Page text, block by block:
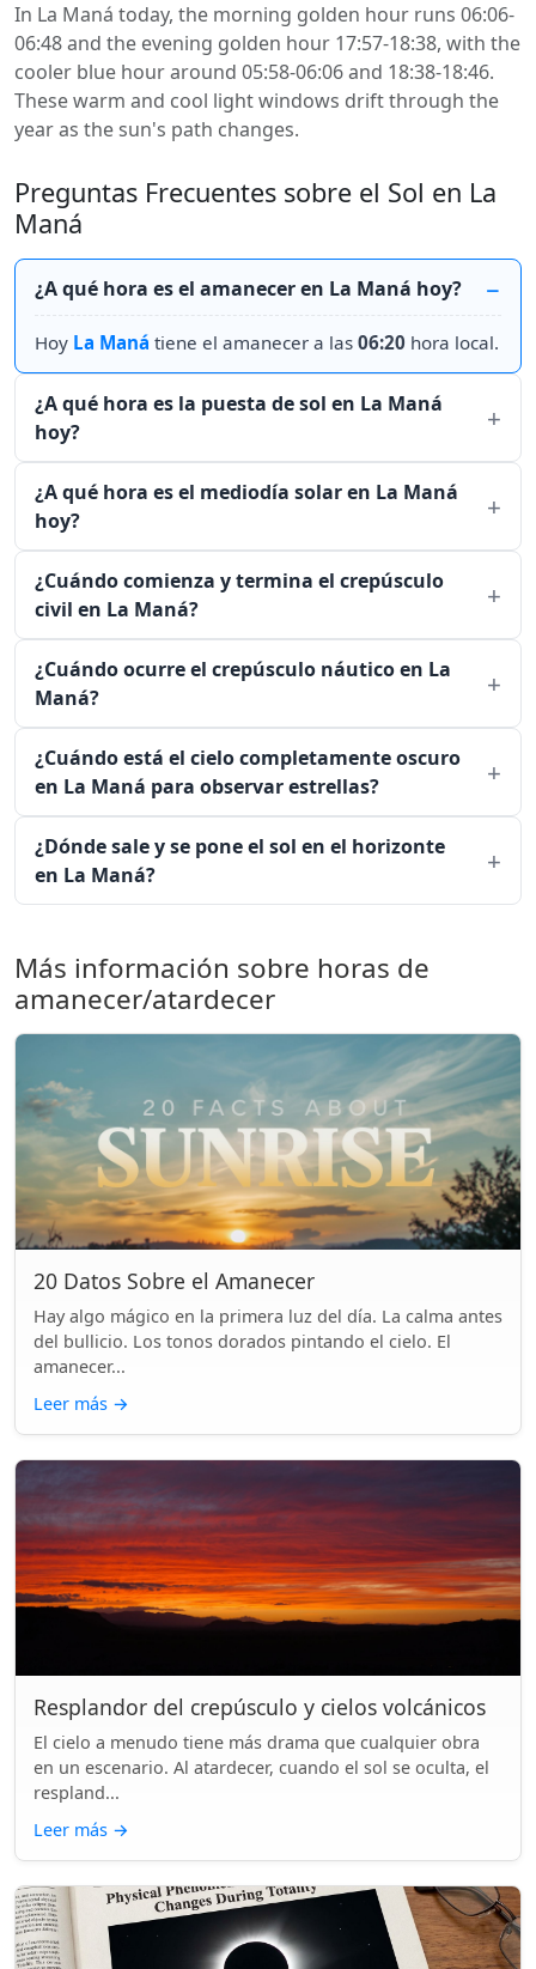
In La Maná today, the morning golden hour runs 06:06-
06:48 and the evening golden hour 17:57-18:38, with the
cooler blue hour around 05:58-06:06 and 18:38-18:46.
These warm and cool light windows drift through the
year as the sun's path changes.
Preguntas Frecuentes sobre el Sol en La
Maná
¿A qué hora es el amanecer en La Maná hoy?
Hoy La Maná tiene el amanecer a las 06:20 hora local.
¿A qué hora es la puesta de sol en La Maná
hoy?
¿A qué hora es el mediodía solar en La Maná
hoy?
¿Cuándo comienza y termina el crepúsculo
civil en La Maná?
¿Cuándo ocurre el crepúsculo náutico en La
Maná?
¿Cuándo está el cielo completamente oscuro
en La Maná para observar estrellas?
¿Dónde sale y se pone el sol en el horizonte
en La Maná?
Más información sobre horas de
amanecer/atardecer
20 Datos Sobre el Amanecer
Hay algo mágico en la primera luz del día. La calma antes
del bullicio. Los tonos dorados pintando el cielo. El
amanecer...
Leer más →
Resplandor del crepúsculo y cielos volcánicos
El cielo a menudo tiene más drama que cualquier obra
en un escenario. Al atardecer, cuando el sol se oculta, el
respland...
Leer más →